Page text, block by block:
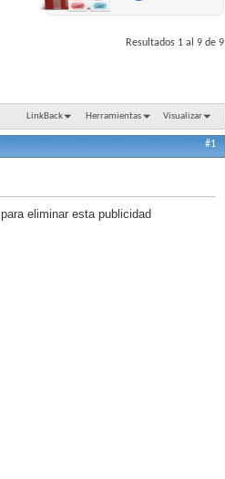
Resultados 1 al 9 de 9
LinkBack Herramientas Visualizar
#1
para eliminar esta publicidad